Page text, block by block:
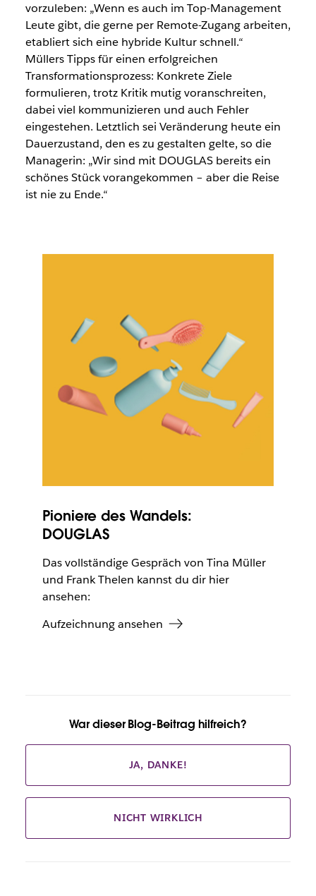
vorzuleben: „Wenn es auch im Top-Management
Leute gibt, die gerne per Remote-Zugang arbeiten,
etabliert sich eine hybride Kultur schnell.“
Müllers Tipps für einen erfolgreichen
Transformationsprozess: Konkrete Ziele
formulieren, trotz Kritik mutig voranschreiten,
dabei viel kommunizieren und auch Fehler
eingestehen. Letztlich sei Veränderung heute ein
Dauerzustand, den es zu gestalten gelte, so die
Managerin: „Wir sind mit DOUGLAS bereits ein
schönes Stück vorangekommen – aber die Reise
ist nie zu Ende.“
Pioniere des Wandels:
DOUGLAS
Das vollständige Gespräch von Tina Müller
und Frank Thelen kannst du dir hier
ansehen:
Aufzeichnung ansehen
War dieser Blog-Beitrag hilfreich?
JA, DANKE!
NICHT WIRKLICH